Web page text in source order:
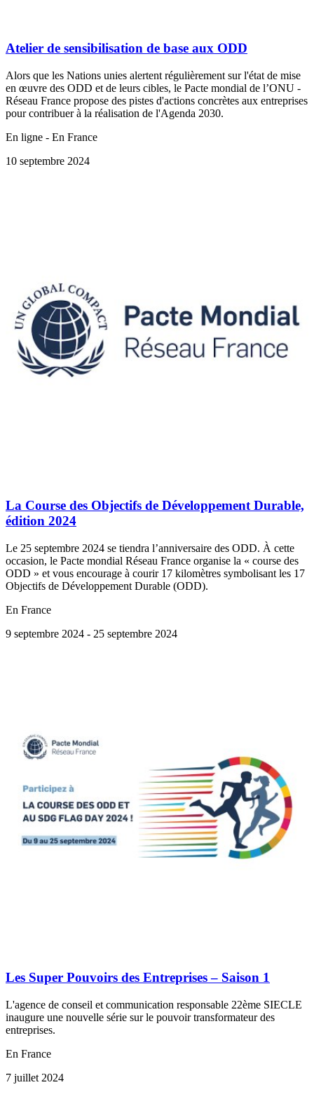
Atelier de sensibilisation de base aux ODD
Alors que les Nations unies alertent régulièrement sur l'état de mise
en œuvre des ODD et de leurs cibles, le Pacte mondial de l’ONU -
Réseau France propose des pistes d'actions concrètes aux entreprises
pour contribuer à la réalisation de l'Agenda 2030.
En ligne - En France
10 septembre 2024
La Course des Objectifs de Développement Durable,
édition 2024
Le 25 septembre 2024 se tiendra l’anniversaire des ODD. À cette
occasion, le Pacte mondial Réseau France organise la « course des
ODD » et vous encourage à courir 17 kilomètres symbolisant les 17
Objectifs de Développement Durable (ODD).
En France
9 septembre 2024 - 25 septembre 2024
Les Super Pouvoirs des Entreprises – Saison 1
L'agence de conseil et communication responsable 22ème SIECLE
inaugure une nouvelle série sur le pouvoir transformateur des
entreprises.
En France
7 juillet 2024